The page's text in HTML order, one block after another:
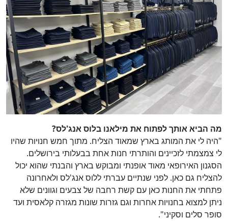
מה הביא אותך לפתוח את מילאנו בלוס אנג'לס?
"היה לי את המותג בארץ שמאוד הצליח. מתוך חמש חנויות שהיו
לי צמצמתי לזכיינים והותרתי חנות אחת בבעלותי בירושלים.
הסגנון האירופאי מאוד אופנתי ומבוקש בארץ והבנתי שהוא יכול
להצליח גם כאן. לפני שנתיים עברתי ללוס אנג'לס ולאחרונה
פתחתי את החנות כאן עם קשת רחבה של צבעים וגוונים שלא
ניתן למצוא בחנויות אחרות וגם גזרות שונות מגזרה קלאסית ועד
סופר סלים וסקיני".